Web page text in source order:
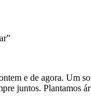
e de agora. Um
juntos. Plantamos